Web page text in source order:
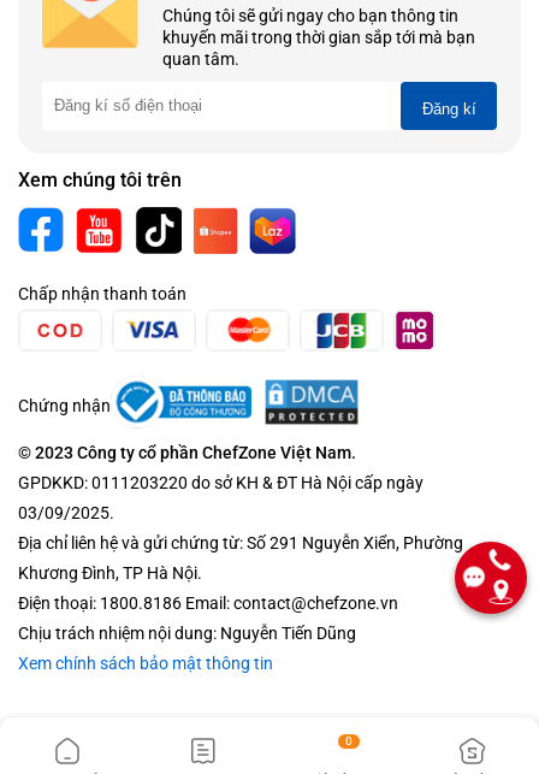
Chúng tôi sẽ gửi ngay cho bạn thông tin
khuyến mãi trong thời gian sắp tới mà bạn
quan tâm.
Đăng kí
Xem chúng tôi trên
Chấp nhận thanh toán
Chứng nhận
© 2023 Công ty cổ phần ChefZone Việt Nam.
GPDKKD: 0111203220 do sở KH & ĐT Hà Nội cấp ngày
03/09/2025.
Địa chỉ liên hệ và gửi chứng từ: Số 291 Nguyễn Xiển, Phường
Khương Đình, TP Hà Nội.
Điện thoại: 1800.8186 Email: contact@chefzone.vn
Chịu trách nhiệm nội dung: Nguyễn Tiến Dũng
Xem chính sách bảo mật thông tin
0